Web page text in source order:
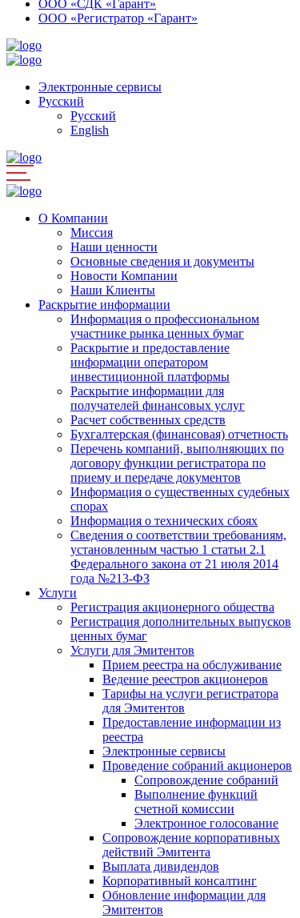
ООО «СДК «Гарант»
ООО «Регистратор «Гарант»
Электронные сервисы
Русский
Русский
English
О Компании
Миссия
Наши ценности
Основные сведения и документы
Новости Компании
Наши Клиенты
Раскрытие информации
Информация о профессиональном
участнике рынка ценных бумаг
Раскрытие и предоставление
информации оператором
инвестиционной платформы
Раскрытие информации для
получателей финансовых услуг
Расчет собственных средств
Бухгалтерская (финансовая) отчетность
Перечень компаний, выполняющих по
договору функции регистратора по
приему и передаче документов
Информация о существенных судебных
спорах
Информация о технических сбоях
Сведения о соответствии требованиям,
установленным частью 1 статьи 2.1
Федерального закона от 21 июля 2014
года №213-ФЗ
Услуги
Регистрация акционерного общества
Регистрация дополнительных выпусков
ценных бумаг
Услуги для Эмитентов
Прием реестра на обслуживание
Ведение реестров акционеров
Тарифы на услуги регистратора
для Эмитентов
Предоставление информации из
реестра
Электронные сервисы
Проведение собраний акционеров
Сопровождение собраний
Выполнение функций
счетной комиссии
Электронное голосование
Сопровождение корпоративных
действий Эмитента
Выплата дивидендов
Корпоративный консалтинг
Обновление информации для
Эмитентов